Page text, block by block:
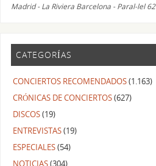
Madrid - La Riviera Barcelona - Paral-lel 62
CATEGORÍAS
CONCIERTOS RECOMENDADOS(1.163)
CRÓNICAS DE CONCIERTOS(627)
DISCOS(19)
ENTREVISTAS(19)
ESPECIALES(54)
NOTICIAS(304)